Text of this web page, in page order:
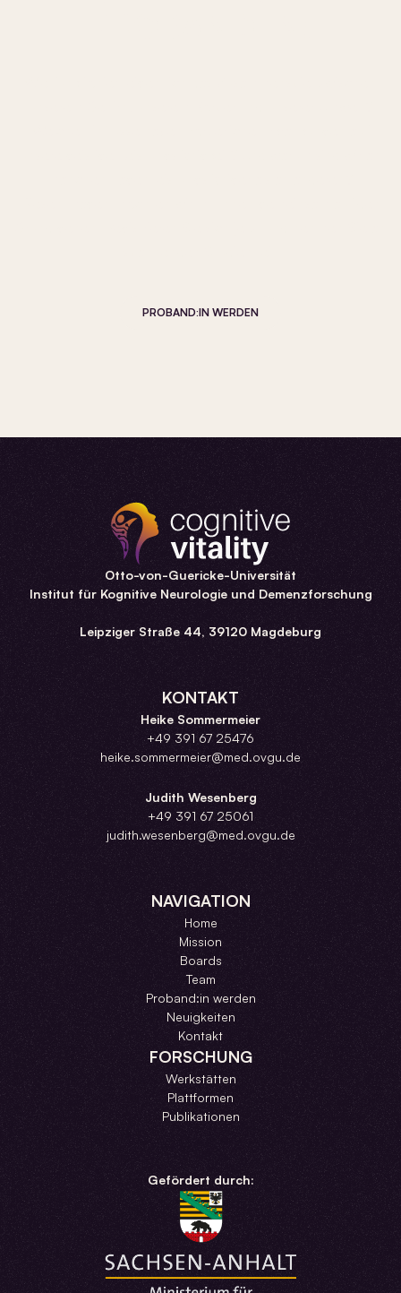
PROBAND:IN WERDEN
Otto-von-Guericke-Universität
Institut für Kognitive Neurologie und Demenzforschung
Leipziger Straße 44, 39120 Magdeburg
KONTAKT
Heike Sommermeier
+49 391 67 25476
heike.sommermeier@med.ovgu.de
Judith Wesenberg
+49 391 67 25061
judith.wesenberg@med.ovgu.de
NAVIGATION
Home
Mission
Boards
Team
Proband:in werden
Neuigkeiten
Kontakt
FORSCHUNG
Werkstätten
Plattformen
Publikationen
Gefördert durch: